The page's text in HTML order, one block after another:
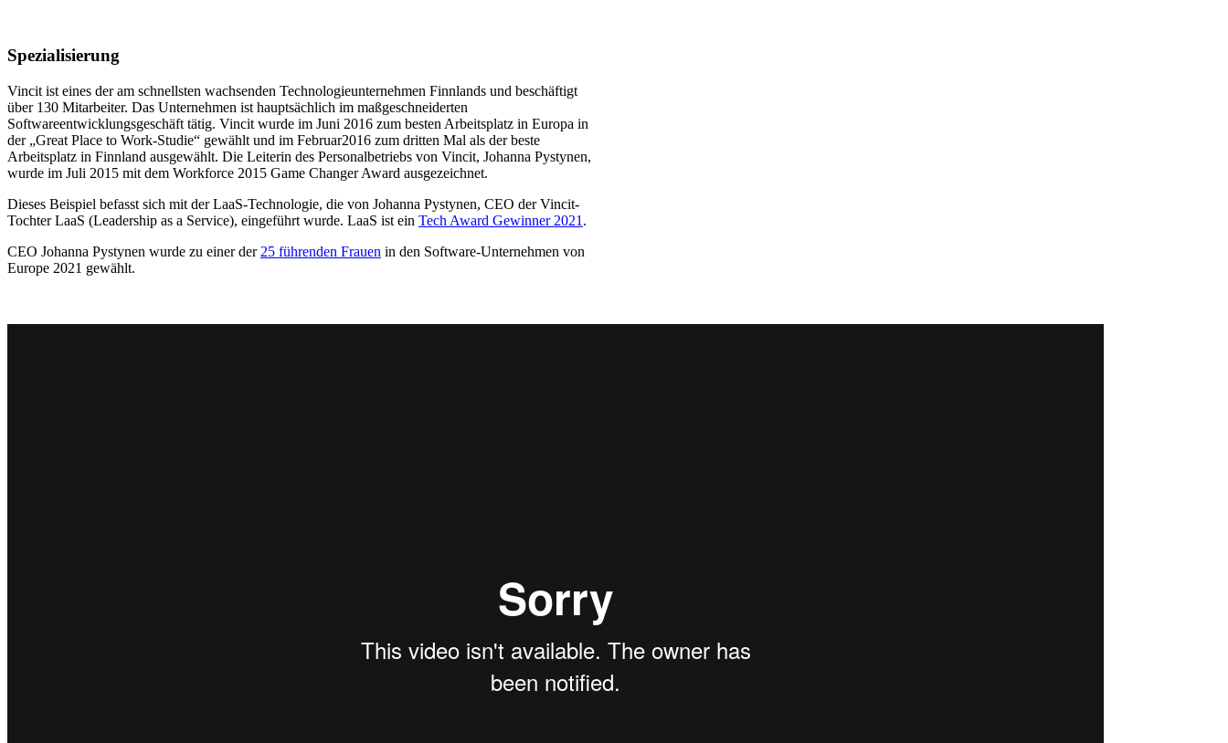
Spezialisierung
Vincit ist eines der am schnellsten wachsenden Technologieunternehmen Finnlands und beschäftigt
über 130 Mitarbeiter. Das Unternehmen ist hauptsächlich im maßgeschneiderten
Softwareentwicklungsgeschäft tätig. Vincit wurde im Juni 2016 zum besten Arbeitsplatz in Europa in
der „Great Place to Work-Studie“ gewählt und im Februar2016 zum dritten Mal als der beste
Arbeitsplatz in Finnland ausgewählt. Die Leiterin des Personalbetriebs von Vincit, Johanna Pystynen,
wurde im Juli 2015 mit dem Workforce 2015 Game Changer Award ausgezeichnet.
Dieses Beispiel befasst sich mit der LaaS-Technologie, die von Johanna Pystynen, CEO der Vincit-
Tochter LaaS (Leadership as a Service), eingeführt wurde. LaaS ist ein Tech Award Gewinner 2021 .
CEO Johanna Pystynen wurde zu einer der 25 führenden Frauen in den Software-Unternehmen von
Europe 2021 gewählt.